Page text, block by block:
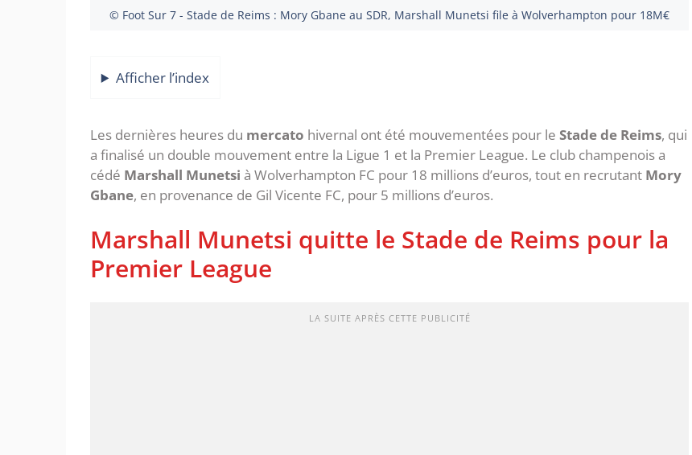
© Foot Sur 7 - Stade de Reims : Mory Gbane au SDR, Marshall Munetsi file à Wolverhampton pour 18M€
Afficher l’index
Les dernières heures du mercato hivernal ont été mouvementées pour le Stade de Reims, qui
a finalisé un double mouvement entre la Ligue 1 et la Premier League. Le club champenois a
cédé Marshall Munetsi à Wolverhampton FC pour 18 millions d’euros, tout en recrutant Mory
Gbane, en provenance de Gil Vicente FC, pour 5 millions d’euros.
Marshall Munetsi quitte le Stade de Reims pour la
Premier League
LA SUITE APRÈS CETTE PUBLICITÉ